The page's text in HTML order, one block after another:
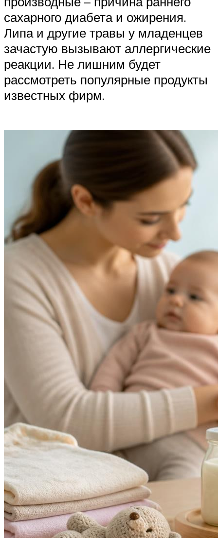
сахарного диабета и ожирения.
Липа и другие травы у младенцев
зачастую вызывают аллергические
реакции. Не лишним будет
рассмотреть популярные продукты
известных фирм.